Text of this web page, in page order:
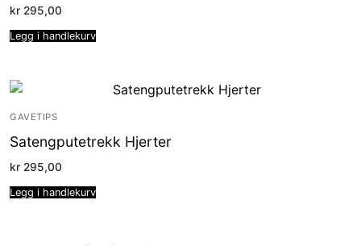
kr 295,00
Legg i handlekurv
GAVETIPS
Satengputetrekk Hjerter
kr 295,00
Legg i handlekurv